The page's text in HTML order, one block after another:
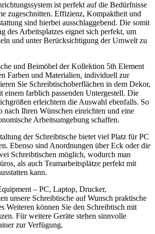
ist perfekt auf die Bedürfnisse
zugeschnitten. Effizienz, Kompaktheit und
sind hierbei ausschlaggebend. Die somit
des Arbeitsplatzes eignet sich perfekt, um
und unter Berücksichtigung der Umwelt zu
und Beimöbel der Kollektion 5th Element
Farben und Materialien, individuell zur
Sie Schreibtischoberflächen in dem Dekor,
einem farblich passenden Untergestell. Die
erleichtern die Auswahl ebenfalls. So
nach Ihren Wünschen einrichten und eine
Arbeitsumgebung schaffen.
der Schreibtische bietet viel Platz für PC
Ebenso sind Anordnungen über Eck oder die
Schreibtischen möglich, wodurch man
als auch Teamarbeitsplätze perfekt mit
kann.
– PC, Laptop, Drucker,
unsere Schreibtische auf Wunsch praktische
Weiteren können Sie den Schreibtisch mit
Für weitere Geräte stehen sinnvolle
zur Verfügung.